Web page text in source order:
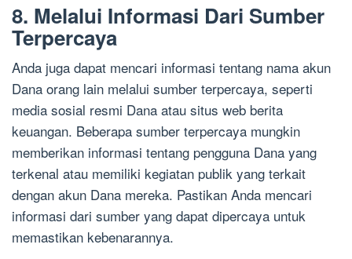
8. Melalui Informasi Dari Sumber
Terpercaya
Anda juga dapat mencari informasi tentang nama akun
Dana orang lain melalui sumber terpercaya, seperti
media sosial resmi Dana atau situs web berita
keuangan. Beberapa sumber terpercaya mungkin
memberikan informasi tentang pengguna Dana yang
terkenal atau memiliki kegiatan publik yang terkait
dengan akun Dana mereka. Pastikan Anda mencari
informasi dari sumber yang dapat dipercaya untuk
memastikan kebenarannya.